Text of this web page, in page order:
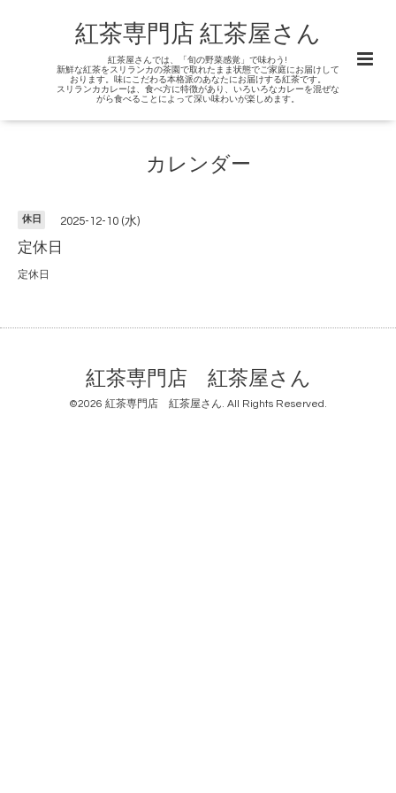
紅茶専門店 紅茶屋さん
紅茶屋さんでは、「旬の野菜感覚」で味わう!
新鮮な紅茶をスリランカの茶園で取れたまま状態でご家庭にお届けして
おります。味にこだわる本格派のあなたにお届けする紅茶です。
スリランカカレーは、食べ方に特徴があり、いろいろなカレーを混ぜな
がら食べることによって深い味わいが楽しめます。
カレンダー
休日 2025-12-10 (水)
定休日
定休日
紅茶専門店 紅茶屋さん
©2026 紅茶専門店 紅茶屋さん. All Rights Reserved.